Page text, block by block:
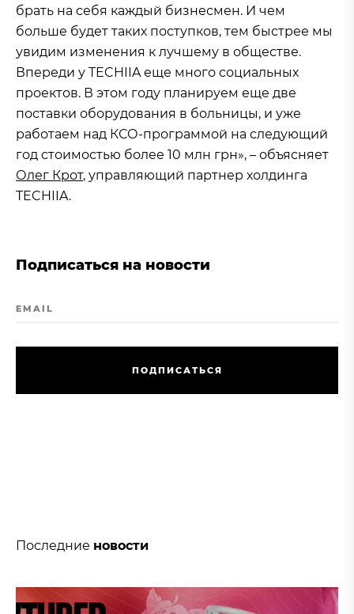
брать на себя каждый бизнесмен. И чем
больше будет таких поступков, тем быстрее мы
увидим изменения к лучшему в обществе.
Впереди у TECHIIA еще много социальных
проектов. В этом году планируем еще две
поставки оборудования в больницы, и уже
работаем над КСО-программой на следующий
год стоимостью более 10 млн грн», – объясняет
Олег Крот, управляющий партнер холдинга
TECHIIA.
Подписаться на новости
EMAIL
П ОДП ИСАТЬСЯ
Последние новости